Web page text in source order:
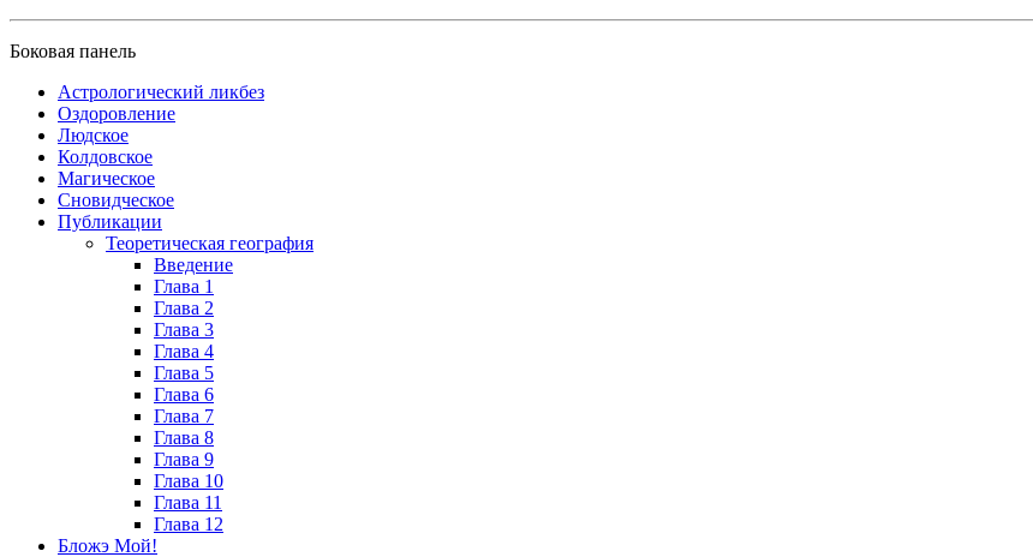
Боковая панель
Аcтрологический ликбез
Оздоровление
Людское
Колдовское
Магическое
Сновидческое
Публикации
Теоретическая география
Введение
Глава 1
Глава 2
Глава 3
Глава 4
Глава 5
Глава 6
Глава 7
Глава 8
Глава 9
Глава 10
Глава 11
Глава 12
Бложэ Мой!